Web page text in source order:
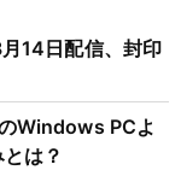
14日配信、封印
Windows PCよ
は？